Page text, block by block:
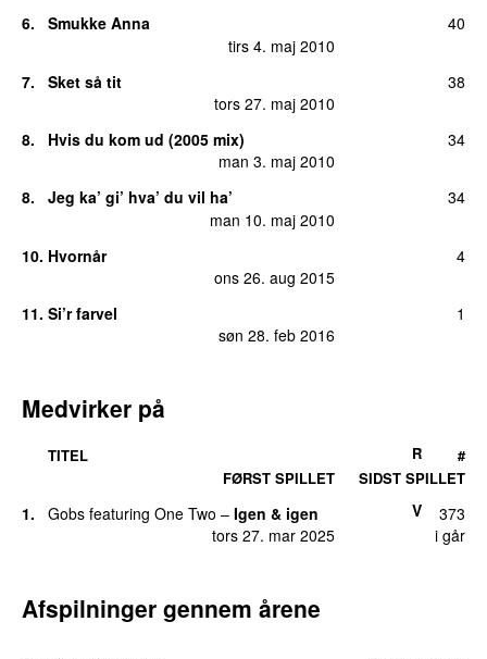
6.
Smukke Anna
tirs 4. maj 2010
40
7.
Sket så tit
tors 27. maj 2010
38
8.
Hvis du kom ud (2005 mix)
man 3. maj 2010
34
8.
Jeg ka’ gi’ hva’ du vil ha’
man 10. maj 2010
34
10. Hvornår
ons 26. aug 2015
4
11. Si’r farvel
søn 28. feb 2016
1
Medvirker på
TITEL
FØRST SPILLET
SIDST SPILLET
R #
1. Gobs featuring One Two – Igen & igen
tors 27. mar 2025
i går
V 373
Afspilninger gennem årene